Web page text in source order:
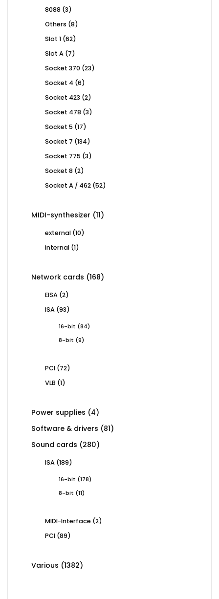
8088 33
Others 88
Slot 1 6262
Slot A 77
Socket 370 2323
Socket 4 66
Socket 423 22
Socket 478 33
Socket 5 1717
Socket 7 134134
Socket 775 33
Socket 8 22
Socket A / 462 5252
MIDI-synthesizer 1111
external 1010
internal 11
Network cards 168168
EISA 22
ISA 9393
16-bit 8484
8-bit
99
PCI 7272
VLB 11
Power supplies 44
products
Software & drivers 8181
Sound cards 280280
ISA 189189
16-bit 178178
8-bit
1111
MIDI-Interface 22
PCI 8989
Various 13821382